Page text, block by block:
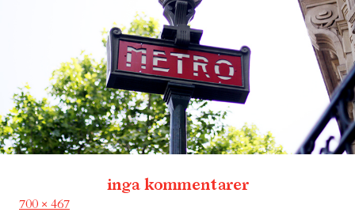
inga kommentarer
Full
700 × 467